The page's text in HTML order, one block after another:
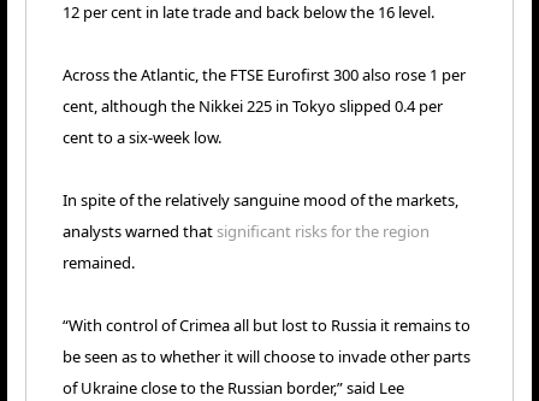
12 per cent in late trade and back below the 16 level.
Across the Atlantic, the FTSE Eurofirst 300 also rose 1 per
cent, although the Nikkei 225 in Tokyo slipped 0.4 per
cent to a six-week low.
In spite of the relatively sanguine mood of the markets,
analysts warned thatsignificant risks for the region
remained.
“With control of Crimea all but lost to Russia it remains to
be seen as to whether it will choose to invade other parts
of Ukraine close to the Russian border,” said Lee